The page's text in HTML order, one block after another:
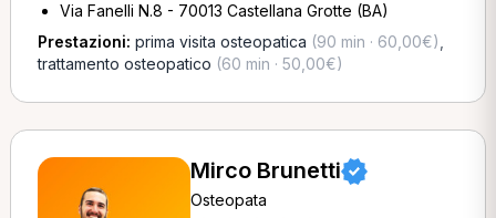
Via Fanelli N.8 - 70013 Castellana Grotte (BA)
Prestazioni: prima visita osteopatica (90 min · 60,00€)
trattamento osteopatico (60 min · 50,00€)
Mirco Brunetti
Osteopata